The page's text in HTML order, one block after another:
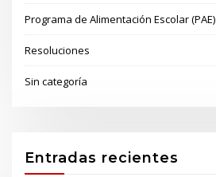
Programa de Alimentación Escolar (PAE)
Resoluciones
Sin categoría
Entradas recientes